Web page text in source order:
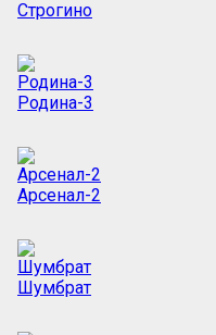
Строгино
Родина-3
Арсенал-2
Шумбрат